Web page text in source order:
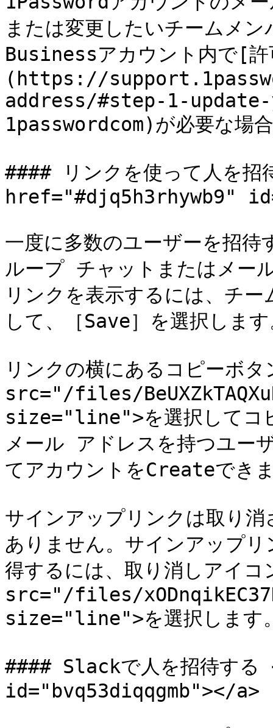
または変更したいチームメ
Businessアカウント内で[
(https://
address/#step-1-
1passwordcom)が必要な場
#### リンクを使って人を招
href="#djq5h3rhywb9"
一度に多数のユーザーを招
ループ チャットまたはメー
リンクを表示するには、チ
して、［Save］を選択しま
リンクの横にあるコピーボ
src="/files/
size="line">を選択してコ
メール アドレスを持つユー
てアカウントをCreateでき
サインアップリンクは取り
ありません。サインアップ
得するには、取り消しアイコ
src="/files/
size="line">を選択します
#### Slackで人を招待す
id="bvq53diqqgmb"></a>